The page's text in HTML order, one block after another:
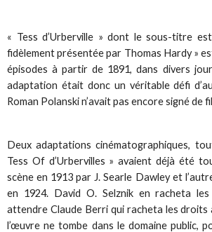
« Tess d’Urberville » dont le sous-titre
fidèlement présentée par Thomas Hardy »
épisodes à partir de 1891, dans divers
adaptation était donc un véritable défi
Roman Polanski n’avait pas encore signé de
Deux adaptations cinématographiques,
Tess Of d’Urbervilles » avaient déjà été
scène en 1913 par J. Searle Dawley et
en 1924. David O. Selznik en racheta
attendre Claude Berri qui racheta les
l’œuvre ne tombe dans le domaine public,